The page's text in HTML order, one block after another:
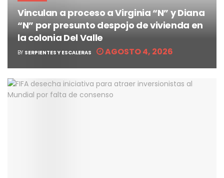
Vinculan a proceso a Virginia “N” y Diana
“N” por presunto despojo de vivienda en
la colonia Del Valle
BY SERPIENTES Y ESCALERAS AGOSTO 4, 2026